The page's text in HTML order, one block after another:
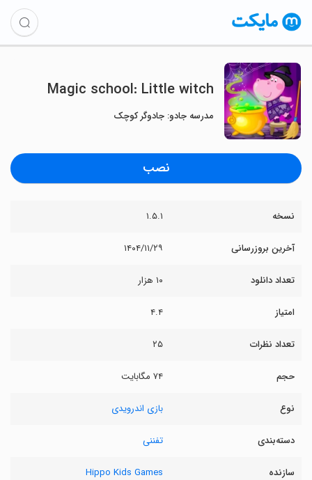
Magic school: Little witch
مدرسه جادو: جادوگر کوچک
نصب
نسخه ۱.۵.۱
آخرین بروزرسانی ۱۴۰۴/۱۱/۲۹
تعداد دانلود ۱۰ هزار
امتیاز ۴.۴
تعداد نظرات ۲۵
حجم ۷۴ مگابایت
نوع بازی اندرویدی
دسته‌بندی تفننی
سازنده Hippo Kids Games